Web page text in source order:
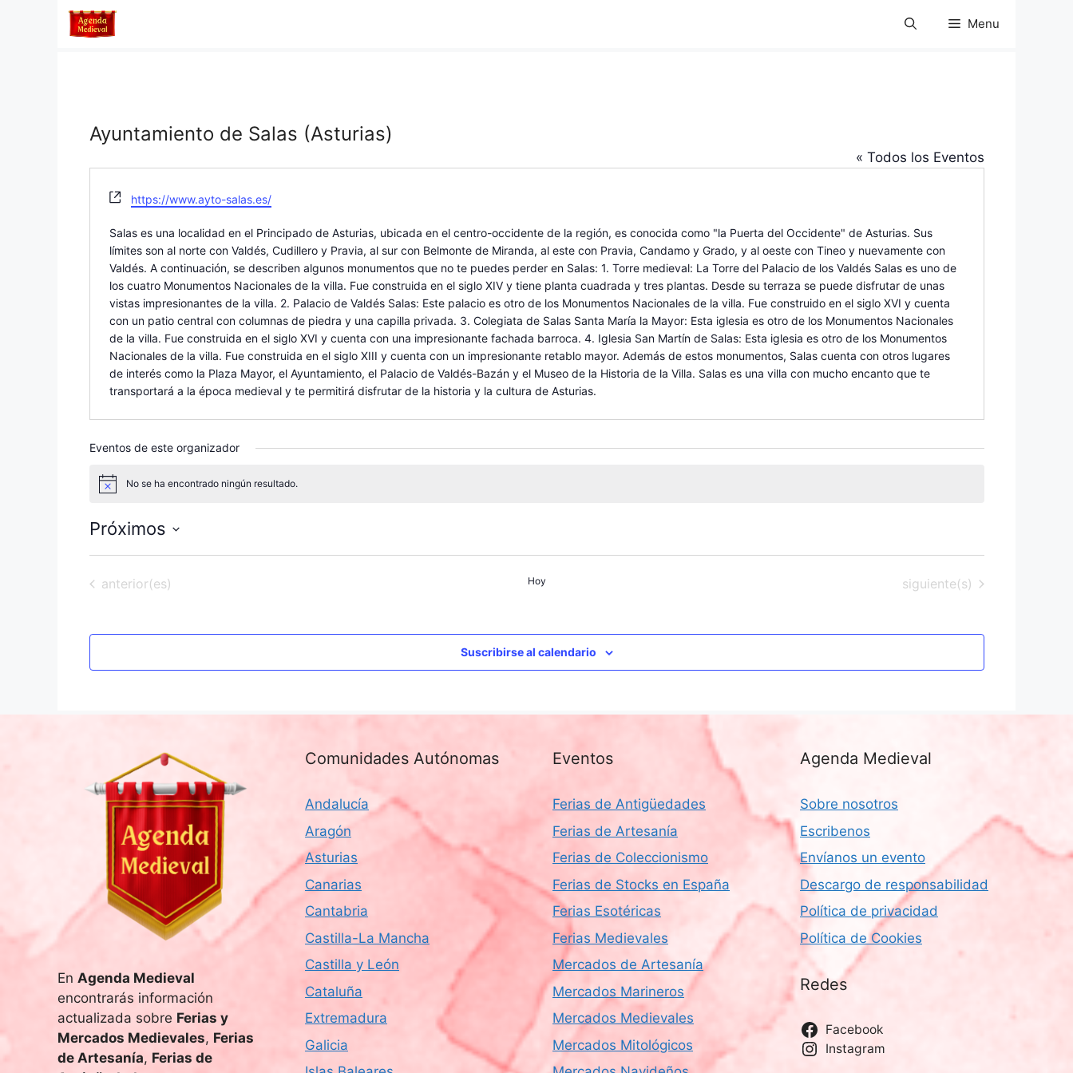
Menu
Ayuntamiento de Salas (Asturias)
« Todos los Eventos
W
b
s
i
t
e
https://www.ayto-salas.es/
Salas es una localidad en el Principado de Asturias, ubicada en el centro-occidente de la región, es conocida como "la Puerta del Occidente" de Asturias. Sus
límites son al norte con Valdés, Cudillero y Pravia, al sur con Belmonte de Miranda, al este con Pravia, Candamo y Grado, y al oeste con Tineo y nuevamente con
Valdés. A continuación, se describen algunos monumentos que no te puedes perder en Salas: 1. Torre medieval: La Torre del Palacio de los Valdés Salas es uno de
los cuatro Monumentos Nacionales de la villa. Fue construida en el siglo XIV y tiene planta cuadrada y tres plantas. Desde su terraza se puede disfrutar de unas
vistas impresionantes de la villa. 2. Palacio de Valdés Salas: Este palacio es otro de los Monumentos Nacionales de la villa. Fue construido en el siglo XVI y cuenta
con un patio central con columnas de piedra y una capilla privada. 3. Colegiata de Salas Santa María la Mayor: Esta iglesia es otro de los Monumentos Nacionales
de la villa. Fue construida en el siglo XVI y cuenta con una impresionante fachada barroca. 4. Iglesia San Martín de Salas: Esta iglesia es otro de los Monumentos
Nacionales de la villa. Fue construida en el siglo XIII y cuenta con un impresionante retablo mayor. Además de estos monumentos, Salas cuenta con otros lugares
de interés como la Plaza Mayor, el Ayuntamiento, el Palacio de Valdés-Bazán y el Museo de la Historia de la Villa. Salas es una villa con mucho encanto que te
transportará a la época medieval y te permitirá disfrutar de la historia y la cultura de Asturias.
Eventos de este organizador
s
No se ha encontrado ningún resultado.
Próximos
S
l
c
i
f
Eventos
anterior(es) Hoy Eventos
siguiente(s)
Suscribirse al calendario
En Agenda Medieval
encontrarás información
actualizada sobre Ferias y
Mercados Medievales, Ferias
de Artesanía, Ferias de
Comunidades Autónomas
Andalucía
Aragón
Asturias
Canarias
Cantabria
Castilla-La Mancha
Castilla y León
Cataluña
Extremadura
Galicia
Eventos
Ferias de Antigüedades
Ferias de Artesanía
Ferias de Coleccionismo
Ferias de Stocks en España
Ferias Esotéricas
Ferias Medievales
Mercados de Artesanía
Mercados Marineros
Mercados Medievales
Mercados Mitológicos
Agenda Medieval
Sobre nosotros
Escribenos
Envíanos un evento
Descargo de responsabilidad
Política de privacidad
Política de Cookies
Redes
Facebook
Instagram